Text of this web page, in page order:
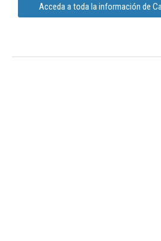
Acceda a toda la información de